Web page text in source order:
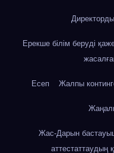
Ерекше білім беруді
Есеп Жалпы
Жас-Дарын
аттестаттаудың